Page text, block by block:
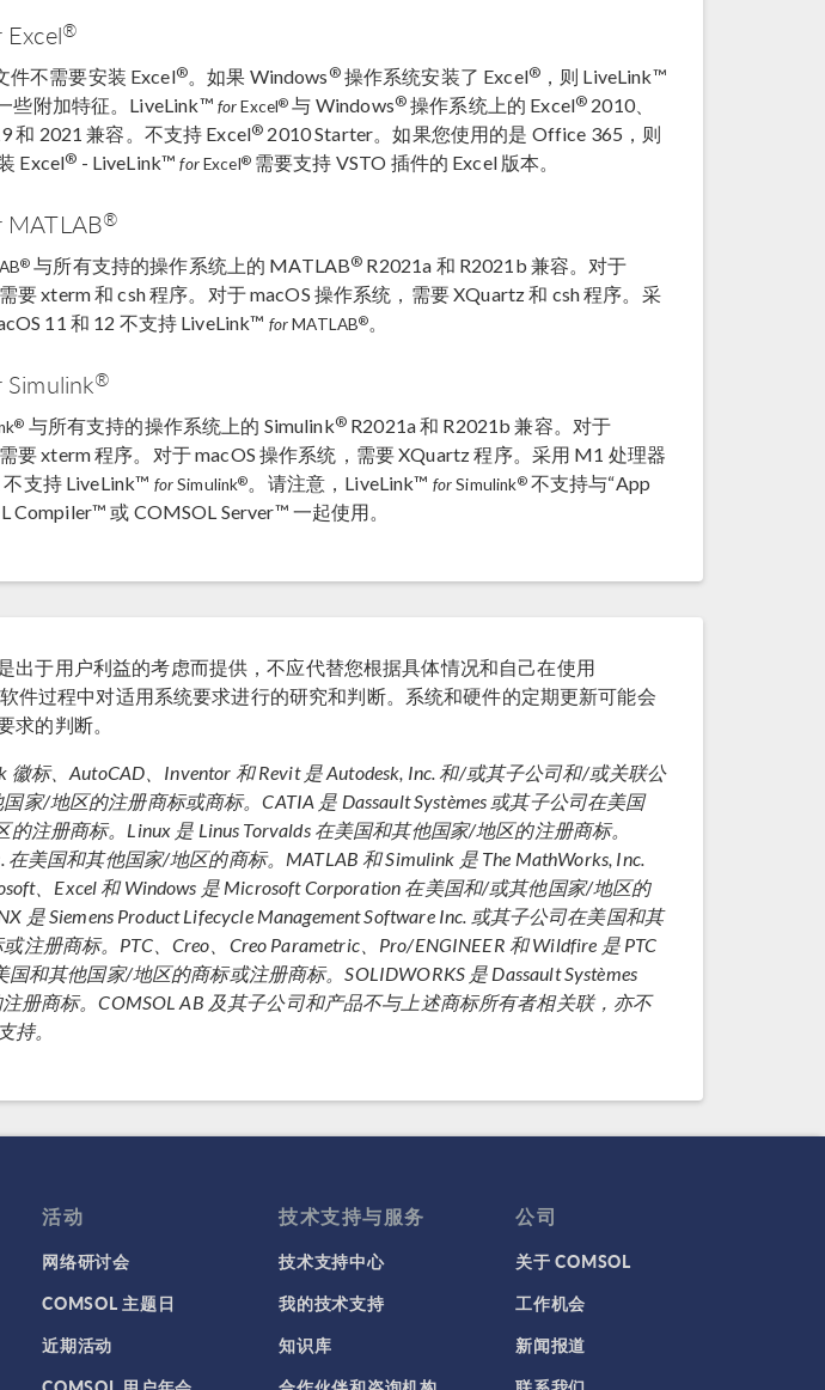
Excel®
件不需要安装 Excel®。如果 Windows ®操作系统安装了 Excel®，则 LiveLink™
些附加特征。LiveLink™ forExcel® 与 Windows® 操作系统上的 Excel® 2010、
和 2021 兼容。不支持 Excel® 2010 Starter。如果您使用的是 Office 365，则
Excel® - LiveLink™forExcel®需要支持 VSTO 插件的 Excel 版本。
MATLAB®
® 与所有支持的操作系统上的 MATLAB® R2021a 和 R2021b 兼容。对于
要 xterm 和 csh 程序。对于 macOS 操作系统，需要 XQuartz 和 csh 程序。采
11 和 12 不支持 LiveLink™ forMATLAB®。
Simulink®
® 与所有支持的操作系统上的 Simulink®R2021a 和 R2021b 兼容。对于
要 xterm 程序。对于 macOS 操作系统，需要 XQuartz 程序。采用 M1 处理器
不支持 LiveLink™ forSimulink®。请注意，LiveLink™ forSimulink®不支持与“App
Compiler™ 或 COMSOL Server™ 一起使用。
出于用户利益的考虑而提供，不应代替您根据具体情况和自己在使用
件过程中对适用系统要求进行的研究和判断。系统和硬件的定期更新可能会
求的判断。
徽标、AutoCAD、Inventor 和 Revit 是 Autodesk, Inc. 和/或其子公司和/或关联公
家/地区的注册商标或商标。CATIA 是 Dassault Systèmes 或其子公司在美国
注册商标。Linux 是 Linus Torvalds 在美国和其他国家/地区的注册商标。
在美国和其他国家/地区的商标。MATLAB 和 Simulink 是 The MathWorks, Inc.
、Excel 和 Windows 是 Microsoft Corporation 在美国和/或其他国家/地区的
是 Siemens Product Lifecycle Management Software Inc. 或其子公司在美国和其
注册商标。PTC、Creo、Creo Parametric、Pro/ENGINEER 和 Wildfire 是 PTC
和其他国家/地区的商标或注册商标。SOLIDWORKS 是 Dassault Systèmes
注册商标。COMSOL AB 及其子公司和产品不与上述商标所有者相关联，亦不
持。
活动
网络研讨会
COMSOL 主题日
近期活动
技术支持与服务
技术支持中心
我的技术支持
知识库
公司
关于 COMSOL
工作机会
新闻报道